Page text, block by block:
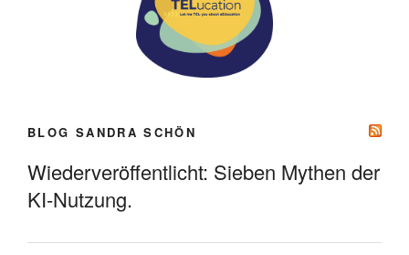
BLOG SANDRA SCHÖN
Wiederveröffentlicht: Sieben Mythen der
KI-Nutzung.